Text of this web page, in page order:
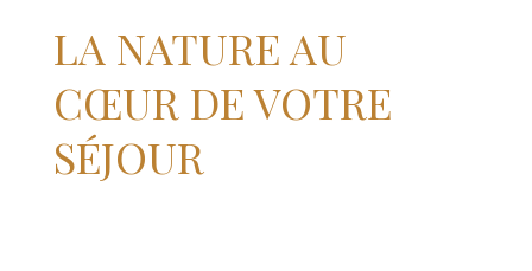
LA NATURE AU
CŒUR DE VOTRE
SÉJOUR